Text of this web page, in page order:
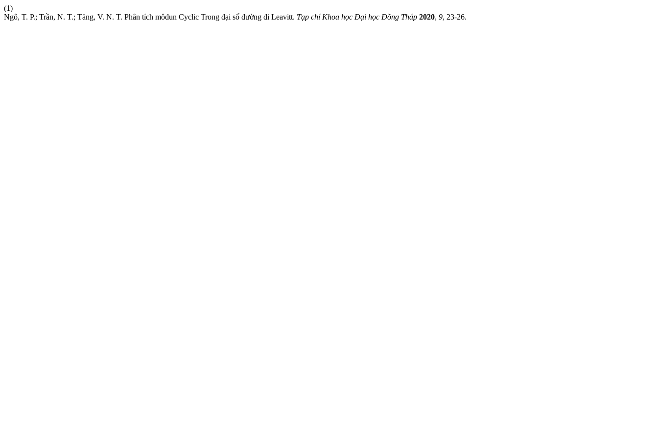
(1)
Ngô, T. P.; Trần, N. T.; Tăng, V. N. T. Phân tích môđun Cyclic Trong đại số đường đi Leavitt. Tạp chí Khoa học Đại học Đồng Tháp 2020, 9, 23-26.